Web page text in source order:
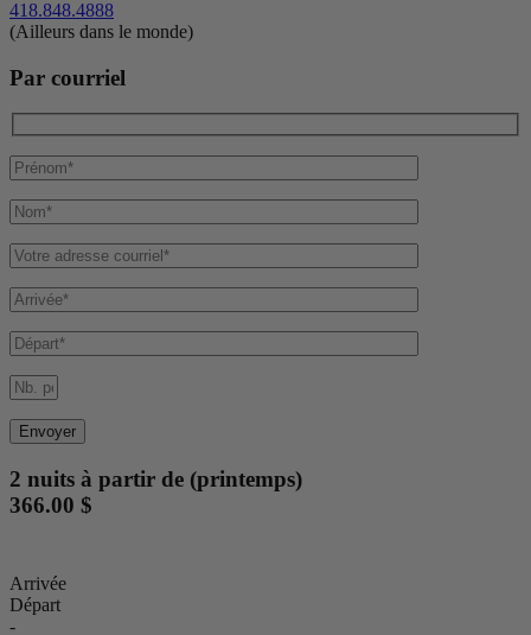
418.848.4888
(Ailleurs dans le monde)
Par courriel
2 nuits à partir de (printemps)
366.00 $
Arrivée
Départ
-